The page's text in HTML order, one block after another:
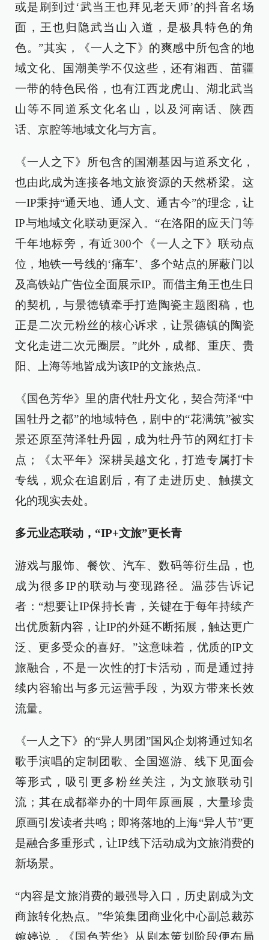
或是刷到过‘武当王也拜见老天师’的抖音名场
面，王也归隐武当山入道，是极具特色的角
色。”其实，《一人之下》的爽感中所包含的地
域文化、国潮美学不仅这些，还有湘西、苗疆
一带的特色民俗，也有江西龙虎山、湖北武当
山等不同道系文化名山，以及河南话、陕西
话、京腔等地域文化与方言。
《一人之下》所包含的国潮基因与道系文化，
也由此成为连接各地文旅资源的天然桥梁。这
一IP秉持“通天地、通人文、通古今”的理念，让
IP与地域文化联动更深入。“在洛阳的应天门等
千年地标旁，有近300个《一人之下》联动点
位，地铁一号线的‘痛车’、多个站点的屏蔽门以
及高铁站广告位全面展示IP。而借主角王也生日
的契机，与景德镇牵手打造陶瓷主题图稿，也
正是二次元粉丝的核心诉求，让景德镇的陶瓷
文化走进二次元圈层。”此外，成都、重庆、贵
阳、上海等地皆成为该IP的文旅热点。
《国色芳华》里的唐代牡丹文化，契合菏泽“中
国牡丹之都”的地域特色，剧中的“花满筑”被实
景还原至菏泽牡丹园，成为牡丹节的网红打卡
点；《太平年》深耕吴越文化，打造专属打卡
专线，观众在追剧后，有了走进历史、触摸文
化的现实去处。
多元业态联动，“IP+文旅”更长青
游戏与服饰、餐饮、汽车、数码等衍生品，也
成为很多IP的联动与变现路径。温莎告诉记
者：“想要让IP保持长青，关键在于每年持续产
出优质新内容，让IP的外延不断拓展，触达更广
泛、更多受众的喜好。”这意味着，优质的IP文
旅融合，不是一次性的打卡活动，而是通过持
续内容输出与多元运营手段，为双方带来长效
流量。
《一人之下》的“异人男团”国风企划将通过知名
歌手演唱的定制团歌、全国巡游、线下见面会
等形式，吸引更多粉丝关注，为文旅联动引
流；其在成都举办的十周年原画展，大量珍贵
原画引发读者共鸣；即将落地的上海“异人节”更
是融合多重形式，让IP线下活动成为文旅消费的
新场景。
“内容是文旅消费的最强导入口，历史剧成为文
商旅转化热点。”华策集团商业化中心副总裁苏
婉婷说，《国色芳华》从剧本策划阶段便布局